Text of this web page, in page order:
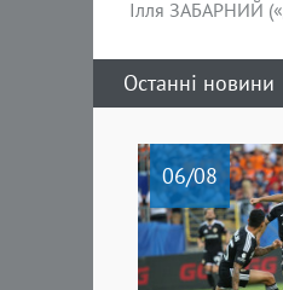
Ілля ЗАБАРНИЙ
Останні новини
06/08